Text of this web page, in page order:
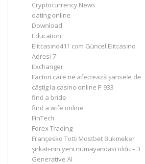
Cryptocurrency News
dating online
Download
Education
Elitcasino411 com Güncel Elitcasino
Adresi 7
Exchanger
Factori care ne afectează șansele de
câștig la casino online P 933
find a bride
find a wife online
FinTech
Forex Trading
Françesko Totti Mostbet Bukmeker
şirkəti-nın yeni nümayəndəsi oldu – 3
Generative AI